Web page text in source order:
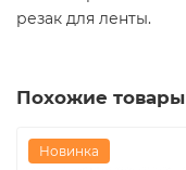
резак для ленты.
Похожие товары
Новинка